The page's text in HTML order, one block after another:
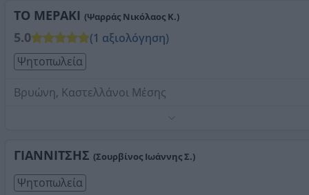
ΤΟ ΜΕΡΑΚΙ (Ψαρράς Νικόλαος Κ.)
5.0
(1 αξιολόγηση)
Ψητοπωλεία
Βρυώνη, Καστελλάνοι Μέσης
ΓΙΑΝΝΙΤΣΗΣ (Σουρβίνος Ιωάννης Σ.)
Ψητοπωλεία